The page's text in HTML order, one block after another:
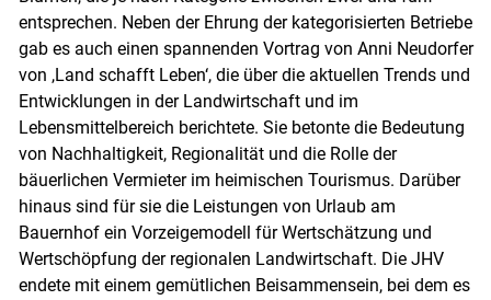
entsprechen. Neben der Ehrung der kategorisierten Betriebe
gab es auch einen spannenden Vortrag von Anni Neudorfer
von ,Land schafft Leben‘, die über die aktuellen Trends und
Entwicklungen in der Landwirtschaft und im
Lebensmittelbereich berichtete. Sie betonte die Bedeutung
von Nachhaltigkeit, Regionalität und die Rolle der
bäuerlichen Vermieter im heimischen Tourismus. Darüber
hinaus sind für sie die Leistungen von Urlaub am
Bauernhof ein Vorzeigemodell für Wertschätzung und
Wertschöpfung der regionalen Landwirtschaft. Die JHV
endete mit einem gemütlichen Beisammensein, bei dem es